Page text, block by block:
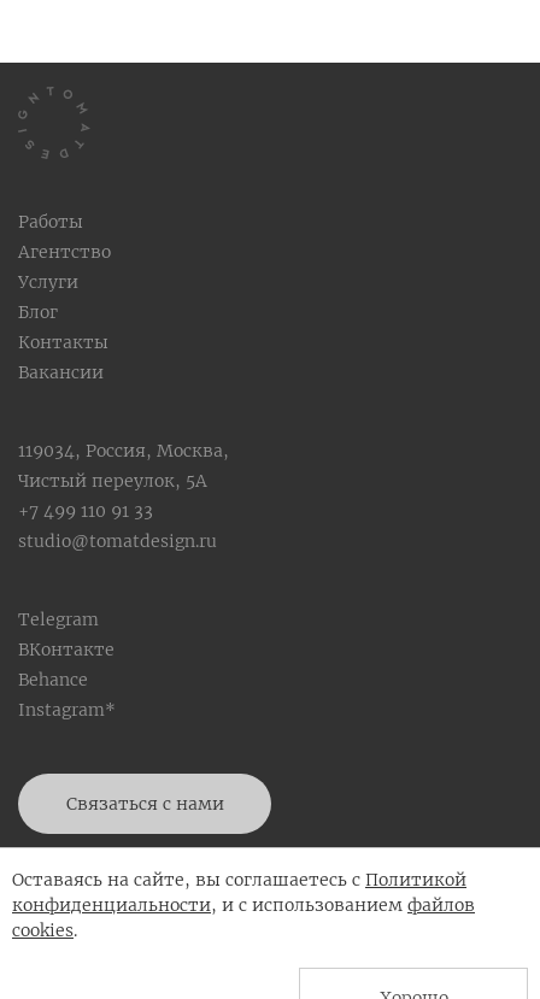
Оставаясь на сайте, вы соглашаетесь с Политикой
конфиденциальности, и с использованием файлов
cookies.
Работы
Агентство
Услуги
Блог
Контакты
Вакансии
119034, Россия, Москва,
Чистый переулок, 5А
+7 499 110 91 33
studio@tomatdesign.ru
Telegram
ВКонтакте
Behance
Instagram*
Связаться с нами
Скачать портфолио